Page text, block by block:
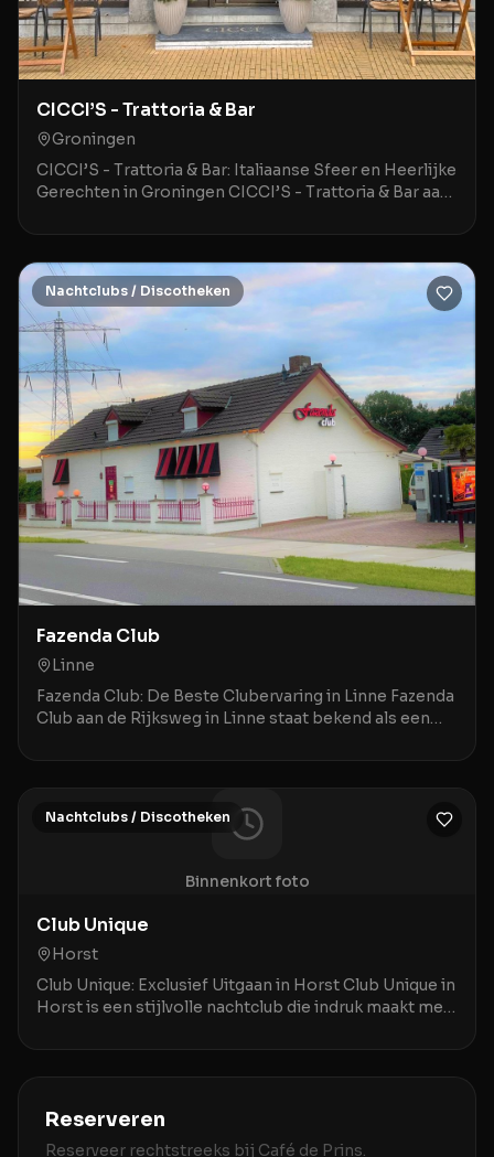
CICCI’S - Trattoria & Bar
Groningen
CICCI’S - Trattoria & Bar: Italiaanse Sfeer en Heerlijke
Gerechten in Groningen CICCI’S - Trattoria & Bar aan
Nachtclubs / Discotheken
Fazenda Club
Linne
Fazenda Club: De Beste Clubervaring in Linne Fazenda
Club aan de Rijksweg in Linne staat bekend als een
Binnenkort foto
Nachtclubs / Discotheken
Club Unique
Horst
Club Unique: Exclusief Uitgaan in Horst Club Unique in
Horst is een stijlvolle nachtclub die indruk maakt met
Reserveren
Reserveer rechtstreeks bij Café de Prins